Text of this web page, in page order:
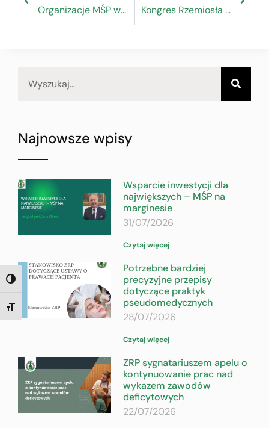
TOGGLE HIGH CONTRAST
TOGGLE FONT SIZE
Organizacje MŚP w centrum naprawy Europy Kongres Rzemiosła Polskiego, Warszawa 29 września 2020 r.
Najnowsze wpisy
Wsparcie inwestycji dla
największych – MŚP na
marginesie
31/07/2026
Czytaj więcej
Potrzebne bardziej
precyzyjne przepisy
dotyczące praktyk
pseudomedycznych
28/07/2026
Czytaj więcej
ZRP sygnatariuszem apelu o
kontynuowanie prac nad
wykazem zawodów
deficytowych
22/07/2026